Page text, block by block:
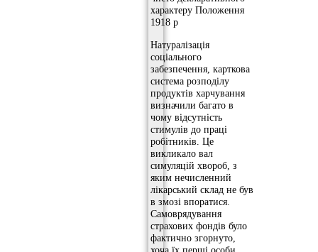
характеру Положення
1918 р
Натуралізація
соціального
забезпечення, карткова
система розподілу
продуктів харчування
визначили багато в
чому відсутність
стимулів до праці
робітників. Це
викликало вал
симуляцій хвороб, з
яким нечисленний
лікарський склад не був
в змозі впоратися.
Самоврядування
страхових фондів було
фактично згорнуто,
хоча їх перші особи